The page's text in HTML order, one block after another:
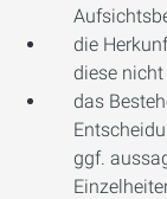
die
diese
das
ggf.